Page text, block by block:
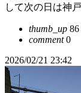
して次の日は神
thumb_up 86
comment0
2026/02/21 23:42